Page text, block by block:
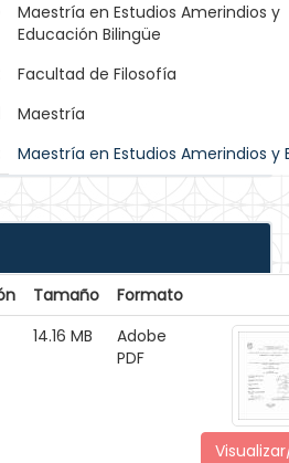
Maestría en Estudios Amerindios y
Educación Bilingüe
Facultad de Filosofía
Maestría
Maestría en Estudios Amerindios y
Tamaño
Formato
14.16 MB
Adobe
PDF